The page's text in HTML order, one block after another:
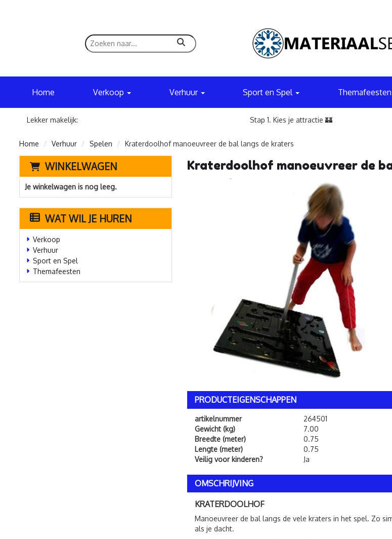
zoeken
Home Verkoop Verhuur Sport en Spel Themafeesten
Lekker makelijk: Stap 1. Kies je attractie 🏰
Home Verhuur Spelen Kraterdoolhof manoeuvreer de bal langs de kraters
WINKELWAGEN
Je winkelwagen is nog leeg.
WAT WIL JE HUREN
Verkoop
Verhuur
Sport en Spel
Themafeesten
Kraterdoolhof manoeuvreer de
PRODUCTEIGENSCHAPPEN
artikelnummer
264501
Gewicht (kg)
7.00
Breedte (meter)
0.75
Lengte (meter)
0.75
Veilig voor kinderen?
Ja
OMSCHRIJVING
KRATERDOOLHOF
Manoeuvreer de bal langs de vele kraters in het spel. Zo
als je dacht.